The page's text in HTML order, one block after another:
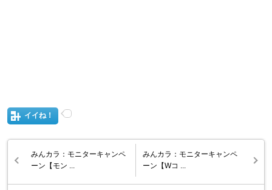
イイね！
みんカラ：モニターキャンペ
ーン【モン ...
みんカラ：モニターキャンペ
ーン【Wコ ...